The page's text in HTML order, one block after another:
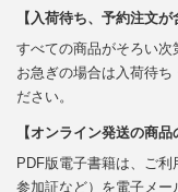
【入荷待ち、予約注文が
すべての商品がそろい次
お急ぎの場合は入荷待ち
ださい。
【オンライン発送の商品
PDF版電子書籍は、ご利
参加証など）を電子メー